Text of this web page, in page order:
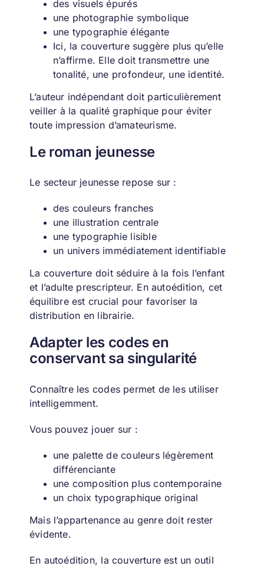
des visuels épurés
une photographie symbolique
une typographie élégante
Ici, la couverture suggère plus qu’elle
n’affirme. Elle doit transmettre une
tonalité, une profondeur, une identité.
L’auteur indépendant doit particulièrement
veiller à la qualité graphique pour éviter
toute impression d’amateurisme.
Le roman jeunesse
Le secteur jeunesse repose sur :
des couleurs franches
une illustration centrale
une typographie lisible
un univers immédiatement identifiable
La couverture doit séduire à la fois l’enfant
et l’adulte prescripteur. En autoédition, cet
équilibre est crucial pour favoriser la
distribution en librairie.
Adapter les codes en
conservant sa singularité
Connaître les codes permet de les utiliser
intelligemment.
Vous pouvez jouer sur :
une palette de couleurs légèrement
différenciante
une composition plus contemporaine
un choix typographique original
Mais l’appartenance au genre doit rester
évidente.
En autoédition, la couverture est un outil